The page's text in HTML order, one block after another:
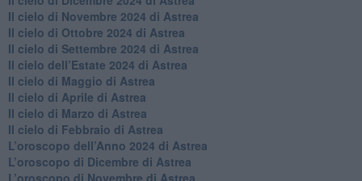
Il cielo di Novembre 2024 di Astrea
​Il cielo di Ottobre 2024 di Astrea
​Il cielo di Settembre 2024 di Astrea
Il cielo dell’Estate 2024 di Astrea
Il cielo di Maggio di Astrea
Il cielo di Aprile di Astrea
​Il cielo di Marzo di Astrea
​Il cielo di Febbraio di Astrea
​L’oroscopo dell’Anno 2024 di Astrea
​L’oroscopo di Dicembre di Astrea
​L’oroscopo di Novembre di Astrea